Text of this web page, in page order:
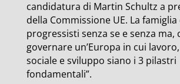
candidatura di Martin Schultz a
della Commissione UE. La
progressisti senza se e senza ma,
governare un’Europa in cui
sociale e sviluppo siano i 3 pilastri
fondamentali”.